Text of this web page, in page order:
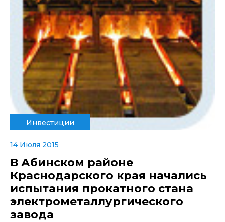
Инвестиции
14 Июля 2015
В Абинском районе
Краснодарского края начались
испытания прокатного стана
электрометаллургического
завода